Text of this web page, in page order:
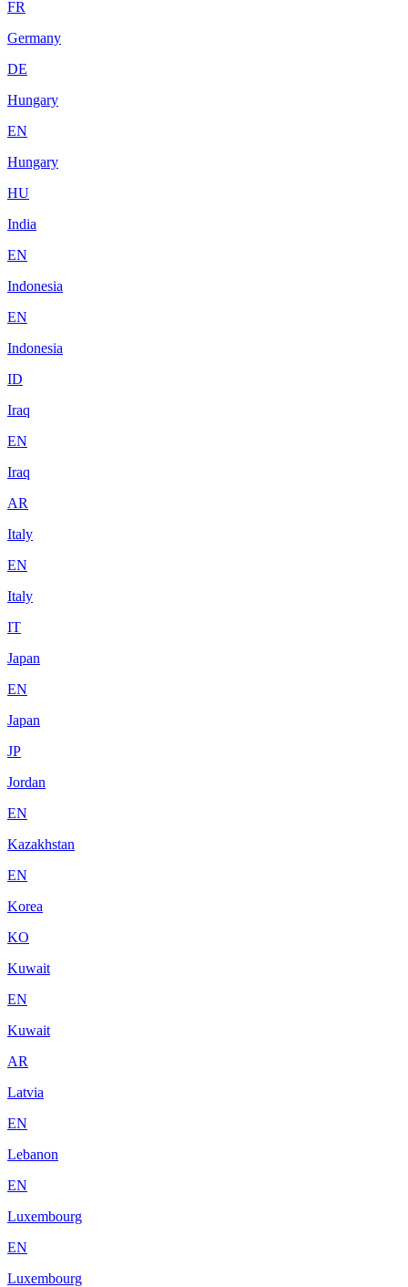
FR
Germany
DE
Hungary
EN
Hungary
HU
India
EN
Indonesia
EN
Indonesia
ID
Iraq
EN
Iraq
AR
Italy
EN
Italy
IT
Japan
EN
Japan
JP
Jordan
EN
Kazakhstan
EN
Korea
KO
Kuwait
EN
Kuwait
AR
Latvia
EN
Lebanon
EN
Luxembourg
EN
Luxembourg